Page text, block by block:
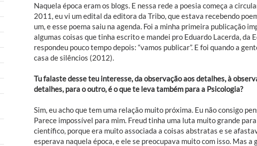
Naquela época eram os blogs. E nessa rede a poesia começa a
2011, eu vi um edital da editora da Tribo, que estava recebendo
um, e esse poema saiu na agenda. Foi a minha primeira publicação
algumas coisas que tinha escrito e mandei pro Eduardo Lacerda, da
respondeu pouco tempo depois: “vamos publicar”. E foi quando a
casa de silêncios (2012).
Tu falaste desse teu interesse, da observação aos detalhes, à
detalhes, para o outro, é o que te leva também para a Psicologia?
Sim, eu acho que tem uma relação muito próxima. Eu não consigo
Parece impossível para mim. Freud tinha uma luta muito grande
científico, porque era muito associada a coisas abstratas e se
esperava naquela época, e ele se preocupava muito com isso. Mas